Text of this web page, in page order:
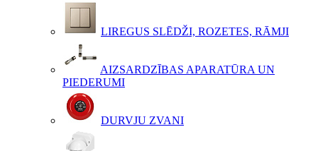
LIREGUS SLĒDŽI, ROZETES, RĀMJI
AIZSARDZĪBAS APARATŪRA UN
PIEDERUMI
DURVJU ZVANI